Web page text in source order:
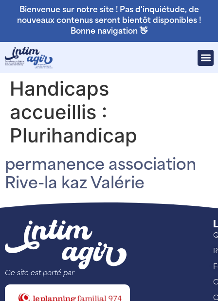
Bienvenue sur notre site ! Pas d'inquiétude, de
nouveaux contenus seront bientôt disponibles !
Bonne navigation 👋
Handicaps
accueillis :
Plurihandicap
permanence association
Rive-la kaz Valérie
Ce site est porté par